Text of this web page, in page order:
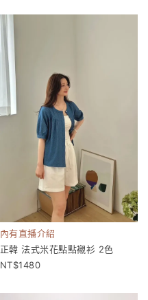
內有直播介紹
正韓 法式米花點點襯衫 2色
1480